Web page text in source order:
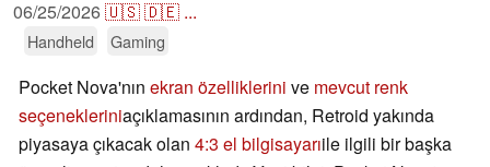
06/25/2026🇺🇸🇩🇪 ...
Handheld Gaming
Pocket Nova'nın ekran özelliklerini ve mevcut renk
seçenekleriniaçıklamasının ardından, Retroid yakında
piyasaya çıkacak olan 4:3 el bilgisayarıile ilgili bir başka